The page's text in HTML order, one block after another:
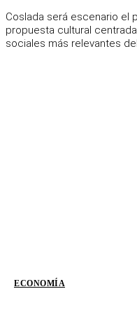
Coslada será escenario el
propuesta cultural
sociales más relevantes
ECONOMÍA